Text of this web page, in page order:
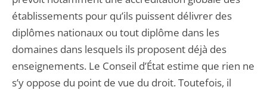
établissements pour qu’ils puissent délivrer des
diplômes nationaux ou tout diplôme dans les
domaines dans lesquels ils proposent déjà des
enseignements. Le Conseil d’État estime que rien ne
s’y oppose du point de vue du droit. Toutefois, il